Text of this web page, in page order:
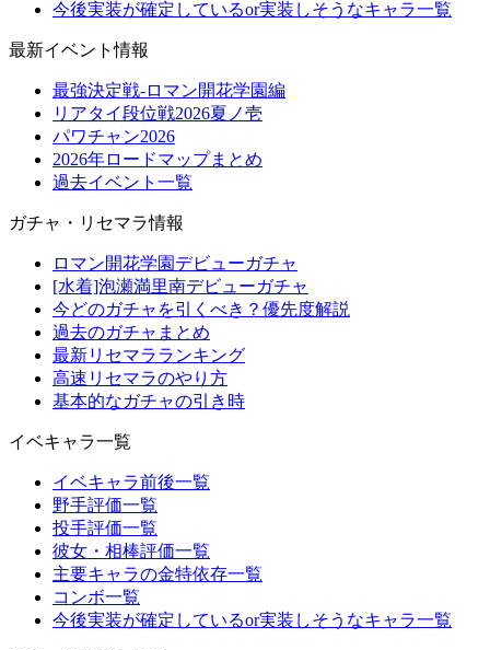
今後実装が確定しているor実装しそうなキャラ一覧
最新イベント情報
最強決定戦-ロマン開花学園編
リアタイ段位戦2026夏ノ壱
パワチャン2026
2026年ロードマップまとめ
過去イベント一覧
ガチャ・リセマラ情報
ロマン開花学園デビューガチャ
[水着]泡瀬満里南デビューガチャ
今どのガチャを引くべき？優先度解説
過去のガチャまとめ
最新リセマラランキング
高速リセマラのやり方
基本的なガチャの引き時
イベキャラ一覧
イベキャラ前後一覧
野手評価一覧
投手評価一覧
彼女・相棒評価一覧
主要キャラの金特依存一覧
コンボ一覧
今後実装が確定しているor実装しそうなキャラ一覧